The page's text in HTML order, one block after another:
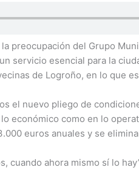
preocupación del Grupo
servicio esencial para la
de Logroño, en lo que
el nuevo pliego de
económico como en lo
euros anuales y se
ahora mismo sí lo